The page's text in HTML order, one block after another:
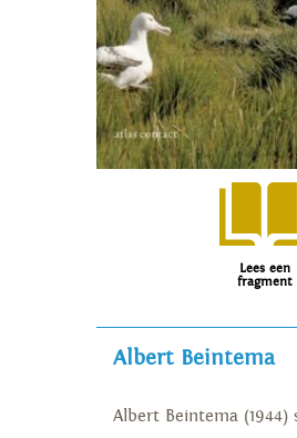
Lees een
fragment
Albert Beintema
Albert Beintema